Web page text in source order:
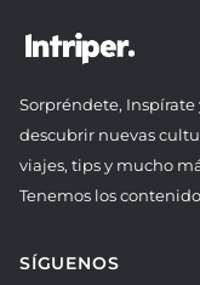
Sorpréndete,
descubrir nuevas
viajes, tips y mucho
Tenemos los
SÍGUENOS